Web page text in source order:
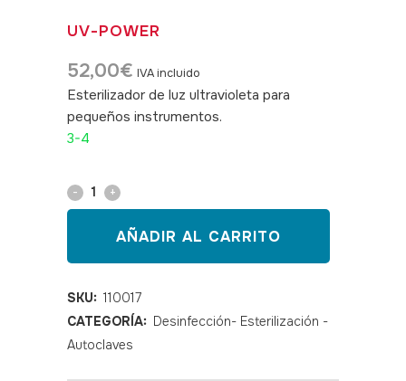
UV-POWER
52,00€ IVA incluido
Esterilizador de luz ultravioleta para
pequeños instrumentos.
3-4
Esterilizador
Ultravioleta
UV-
Power
quantity
AÑADIR AL CARRITO
SKU: 110017
CATEGORÍA: Desinfección- Esterilización -
Autoclaves